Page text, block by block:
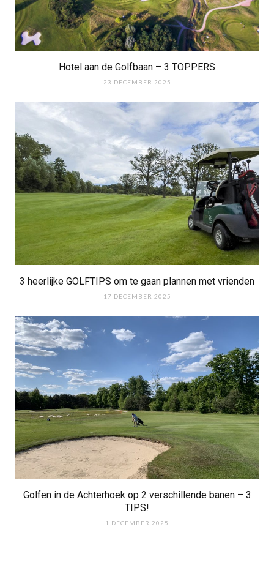
Hotel aan de Golfbaan – 3 TOPPERS
23 DECEMBER 2025
3 heerlijke GOLFTIPS om te gaan plannen met vrienden
17 DECEMBER 2025
Golfen in de Achterhoek op 2 verschillende banen – 3
TIPS!
1 DECEMBER 2025